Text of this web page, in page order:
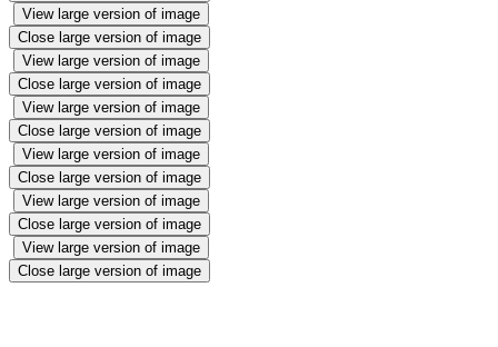
View large version of image
Close large version of image
View large version of image
Close large version of image
View large version of image
Close large version of image
View large version of image
Close large version of image
View large version of image
Close large version of image
View large version of image
Close large version of image